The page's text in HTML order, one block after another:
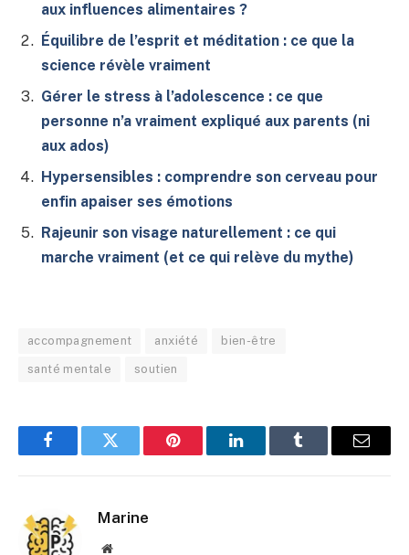
aux influences alimentaires ?
Équilibre de l’esprit et méditation : ce que la
science révèle vraiment
Gérer le stress à l’adolescence : ce que
personne n’a vraiment expliqué aux parents (ni
aux ados)
Hypersensibles : comprendre son cerveau pour
enfin apaiser ses émotions
Rajeunir son visage naturellement : ce qui
marche vraiment (et ce qui relève du mythe)
accompagnement anxiété bien-être
santé mentale soutien
FacebookTwitter Pinterest LinkedInTumblr
E-
Marine
Site